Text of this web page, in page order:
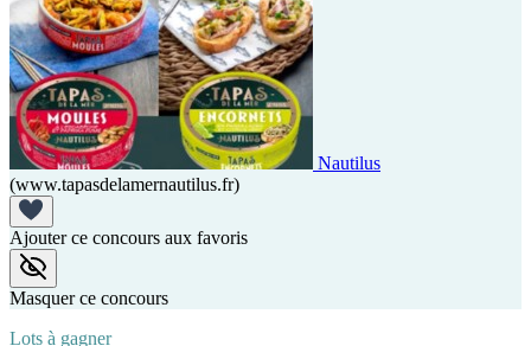
Nautilus
(www.tapasdelamernautilus.fr)
Ajouter ce concours aux favoris
Masquer ce concours
Lots à gagner